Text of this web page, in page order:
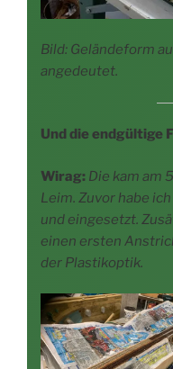
Bild: Gelän­de­form
angedeutet.
Und die end­gül­ti­ge
Wirag: Die kam am
Leim. Zuvor habe
und ein­ge­setzt.
einen ers­ten
der Plastikoptik.